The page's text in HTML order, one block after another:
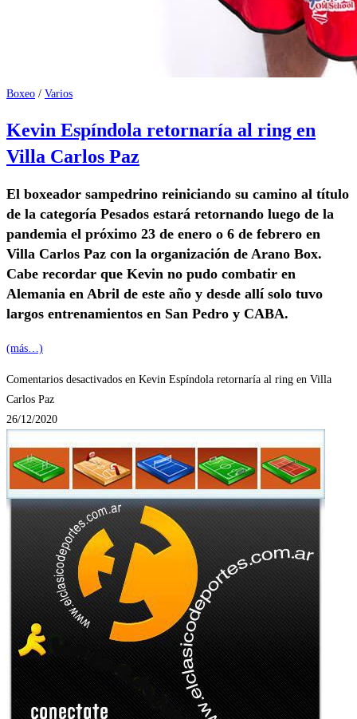
Boxeo / Varios
Kevin Espíndola retornaría al ring en
Villa Carlos Paz
El boxeador sampedrino reiniciando su camino al título
de la categoría Pesados estará retornando luego de la
pandemia el próximo 23 de enero o 6 de febrero en
Villa Carlos Paz con la organización de Arano Box.
Cabe recordar que Kevin no pudo combatir en
Alemania en Abril de este año y desde allí solo tuvo
largos entrenamientos en San Pedro y CABA.
(más…)
Comentarios desactivados en Kevin Espíndola retornaría al ring en Villa
Carlos Paz
26/12/2020